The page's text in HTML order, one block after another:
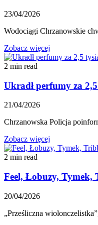
23/04/2026
Wodociągi Chrzanowskie
Zobacz więcej
2 min read
Ukradł perfumy za
21/04/2026
Chrzanowska Policja
Zobacz więcej
2 min read
Feel, Łobuzy, Tymek,
20/04/2026
„Prześliczna